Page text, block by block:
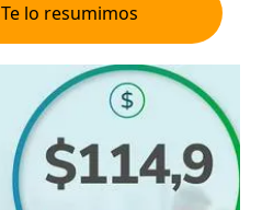
Te lo resumimos